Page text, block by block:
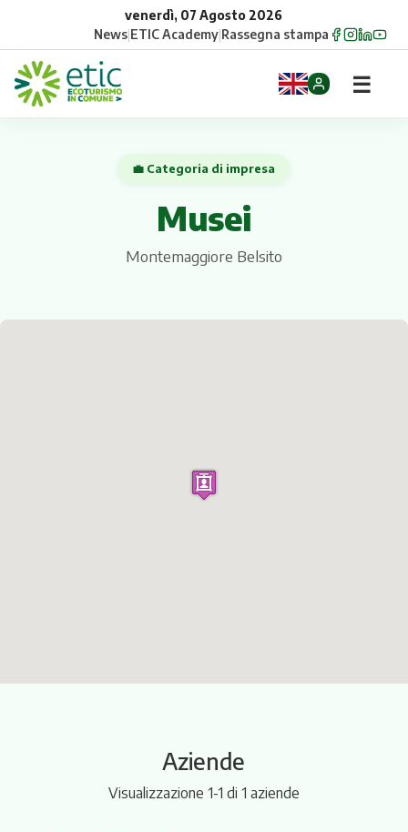
venerdì, 07 Agosto 2026
News|ETIC Academy|Rassegna stampa
Gruppi
☰
💼 Categoria di impresa
Musei
Montemaggiore Belsito
Aziende
Visualizzazione 1-1 di 1 aziende